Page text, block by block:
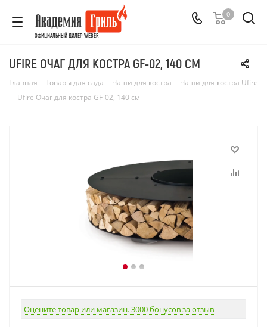
ОФИЦИАЛЬНЫЙ ДИЛЕР WEBER
0
UFIRE ОЧАГ ДЛЯ КОСТРА GF-02, 140 СМ
Главная - Товары для сада - Чаши для костра - Чаши для костра Ufire
- Ufire Очаг для костра GF-02, 140 см
Оцените товар или магазин. 3000 бонусов за отзыв